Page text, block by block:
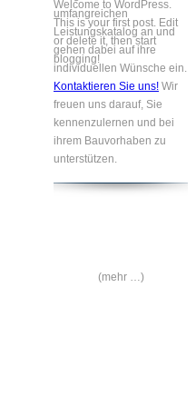
umfangreichen
Leistungskatalog an und
gehen dabei auf ihre
individuellen Wünsche ein.
Kontaktieren Sie uns! Wir
freuen uns darauf, Sie
kennenzulernen und bei
ihrem Bauvorhaben zu
unterstützen.
Welcome to WordPress.
This is your first post. Edit
or delete it, then start
blogging!
(mehr …)